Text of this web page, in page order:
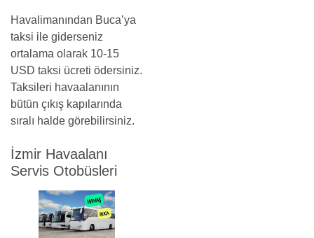
Havalimanından Buca’ya
taksi ile giderseniz
ortalama olarak 10-15
USD taksi ücreti ödersiniz.
Taksileri havaalanının
bütün çıkış kapılarında
sıralı halde görebilirsiniz.
İzmir Havaalanı
Servis Otobüsleri